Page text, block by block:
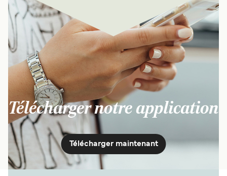
Télécharger notre application
Télécharger maintenant